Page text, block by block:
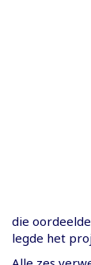
die
legde het